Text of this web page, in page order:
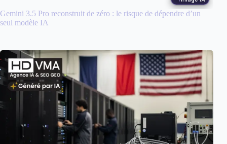
Gemini 3.5 Pro reconstruit de zéro : le risque de dépendre d’un
seul modèle IA